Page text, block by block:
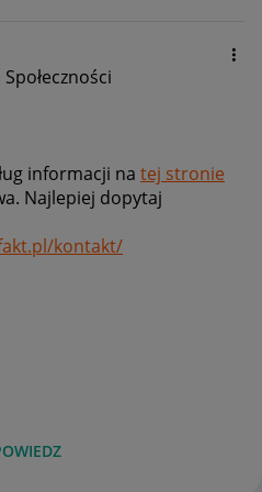
informacji na tej stronie
Najlepiej dopytaj
kontakt/